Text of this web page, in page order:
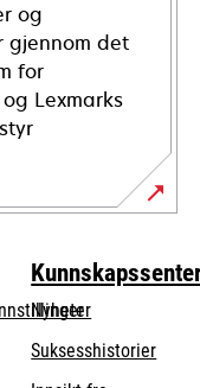
og
gjennom det
for
Lexmarks
Nyheter
Suksesshistorier